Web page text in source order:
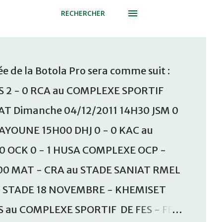
RECHERCHER
de la Botola Pro sera comme suit :
- 0 RCA au COMPLEXE SPORTIF
Dimanche 04/12/2011 14H30 JSM 0
15H00 DHJ 0 - 0 KAC au
OCK 0 - 1 HUSA COMPLEXE OCP -
MAT - CRA au STADE SANIAT RMEL
18 NOVEMBRE - KHEMISET
COMPLEXE SPORTIF DE FES - FES